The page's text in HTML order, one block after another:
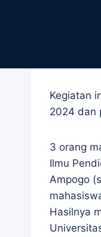
Kegiatan
2024 dan
3 orang
Ilmu
Ampogo
Hasilnya